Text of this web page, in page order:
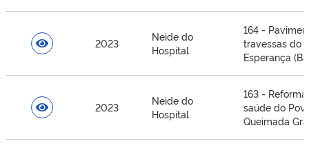
2023
Neide do
Hospital
164 -
travessas do
Esperança
2023
Neide do
Hospital
163 -
saúde do
Queimada